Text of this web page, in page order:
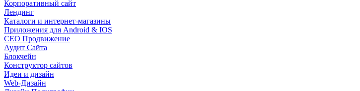
Корпоративный сайт
Лендинг
Каталоги и интернет-магазины
Приложения для Android & IOS
CEO Продвижение
Аудит Сайта
Блокчейн
Конструктор сайтов
Идеи и дизайн
Web-Дизайн